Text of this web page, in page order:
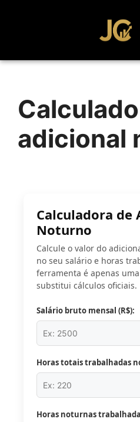
adicional
Calculadora de
Noturno
Calcule o valor do
no seu salário e horas
ferramenta é apenas
substitui cálculos oficiais.
Salário bruto mensal (R$):
Horas totais trabalhadas
Horas noturnas